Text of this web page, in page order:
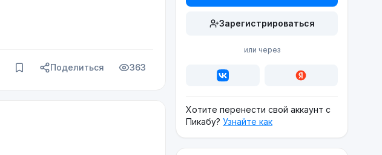
Поделиться 363
Зарегистрироваться
или через
Хотите перенести свой аккаунт с
Пикабу? Узнайте как